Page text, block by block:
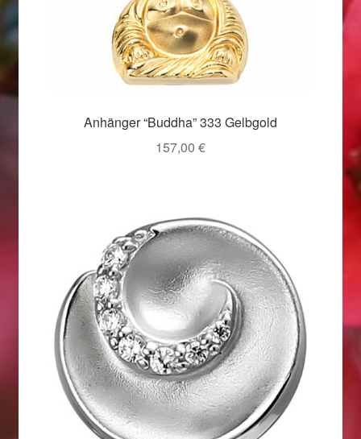
Valentinstag 2016
Valentinstag Geschenke
Vertrag widerrufen
Weihnachtsangebote 2015
Weihnachtsangebote 2016
Weihnachtsangebote 2017
Weihnachtsangebote 2018
Weihnachtsangebote 2019
Weihnachtsangebote 2020
Anhänger “Buddha” 333 Gelbgold
157,00 €